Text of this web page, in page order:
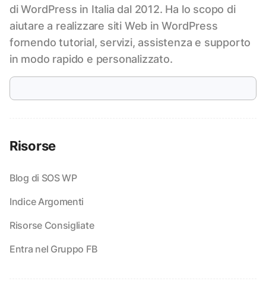
di WordPress in Italia dal 2012. Ha lo scopo di
aiutare a realizzare siti Web in WordPress
fornendo tutorial, servizi, assistenza e supporto
in modo rapido e personalizzato.
Risorse
Blog di SOS WP
Indice Argomenti
Risorse Consigliate
Entra nel Gruppo FB